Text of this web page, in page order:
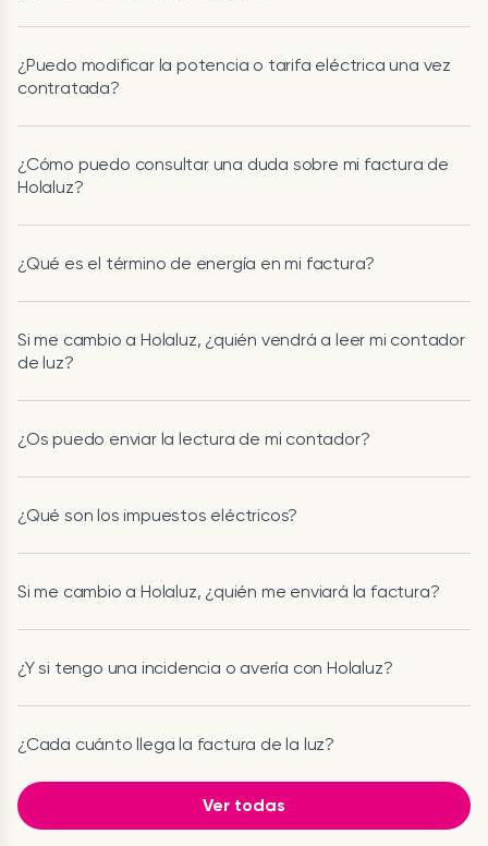
¿Puedo modificar la potencia o tarifa eléctrica una vez
contratada?
¿Cómo puedo consultar una duda sobre mi factura de
Holaluz?
¿Qué es el término de energía en mi factura?
Si me cambio a Holaluz, ¿quién vendrá a leer mi contador
de luz?
¿Os puedo enviar la lectura de mi contador?
¿Qué son los impuestos eléctricos?
Si me cambio a Holaluz, ¿quién me enviará la factura?
¿Y si tengo una incidencia o avería con Holaluz?
¿Cada cuánto llega la factura de la luz?
Ver todas